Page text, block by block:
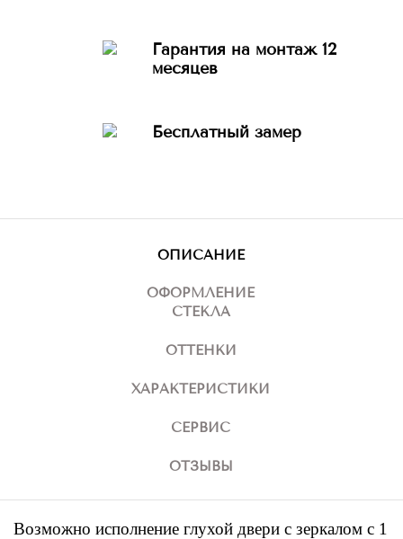
Гарантия на монтаж 12
месяцев
Бесплатный замер
ОПИСАНИЕ
ОФОРМЛЕНИЕ
СТЕКЛА
ОТТЕНКИ
ХАРАКТЕРИСТИКИ
СЕРВИС
ОТЗЫВЫ
Возможно исполнение глухой двери с зеркалом с 1